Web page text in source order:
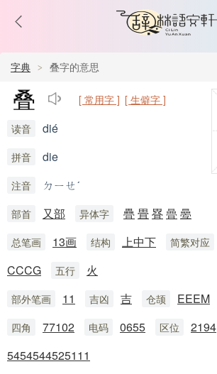
字典 叠字的意思
叠 [ 常用字 ] [ 生僻字 ]
读音 dié
拼音 die
注音 ㄉㄧㄝˊ
部首 又部 异体字 疊畳 疂 曡 㬪
总笔画 13画 结构 上中下 简繁对应
CCCG 五行 火
部外笔画 11 吉凶 吉 仓颉 EEEM
四角 77102 电码 0655 区位 2194
5454544525111